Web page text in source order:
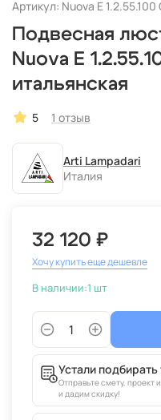
Артикул: Nuova E 1.2.55.100
Подвесная
Nuova E
итальянская
5 1 отзыв
Arti Lampadari
Италия
32 120 ₽
Хочу купить еще дешевле
В наличии:1 шт
Устали подбирать
Отправьте смету, проект
и дадим скидку!